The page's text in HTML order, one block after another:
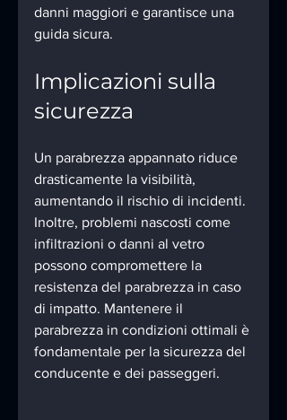
danni maggiori e garantisce una
guida sicura.
Implicazioni sulla
sicurezza
Un parabrezza appannato riduce
drasticamente la visibilità,
aumentando il rischio di incidenti.
Inoltre, problemi nascosti come
infiltrazioni o danni al vetro
possono compromettere la
resistenza del parabrezza in caso
di impatto. Mantenere il
parabrezza in condizioni ottimali è
fondamentale per la sicurezza del
conducente e dei passeggeri.